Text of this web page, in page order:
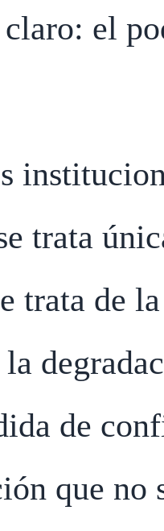
claro: el
trata
trata de
de
que no